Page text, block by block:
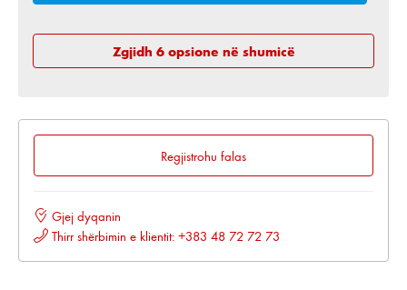
Zgjidh 6 opsione në shumicë
Regjistrohu falas
Gjej dyqanin
Thirr shërbimin e klientit: +383 48 72 72 73